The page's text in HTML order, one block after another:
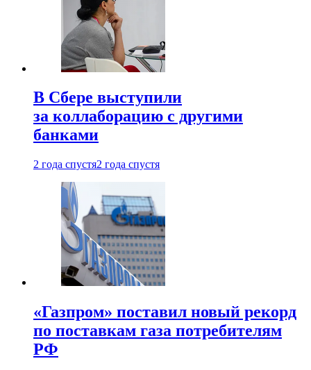
В Сбере выступили
за коллаборацию с другими
банками
2 года спустя2 года спустя
«Газпром» поставил новый рекорд
по поставкам газа потребителям
РФ